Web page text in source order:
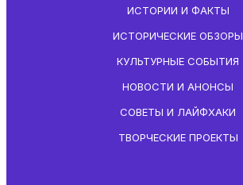
ИСТОРИИ И ФАКТЫ
ИСТОРИЧЕСКИЕ ОБЗОРЫ
КУЛЬТУРНЫЕ СОБЫТИЯ
НОВОСТИ И АНОНСЫ
СОВЕТЫ И ЛАЙФХАКИ
ТВОРЧЕСКИЕ ПРОЕКТЫ